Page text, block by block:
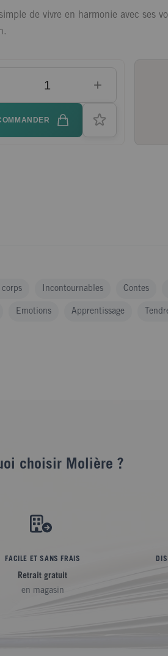
de vivre en harmonie avec ses
+
corps Incontournables Contes
Emotions Apprentissage
choisir Molière ?
FACILE ET SANS FRAIS
Retrait gratuit
en magasin